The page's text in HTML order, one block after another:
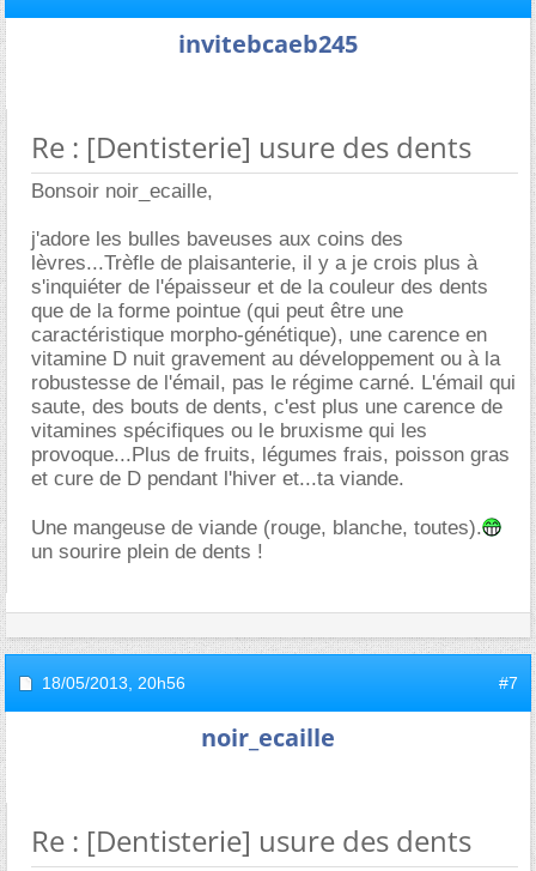
invitebcaeb245
Re : [Dentisterie] usure des dents
Bonsoir noir_ecaille,
j'adore les bulles baveuses aux coins des
lèvres...Trèfle de plaisanterie, il y a je crois plus à
s'inquiéter de l'épaisseur et de la couleur des dents
que de la forme pointue (qui peut être une
caractéristique morpho-génétique), une carence en
vitamine D nuit gravement au développement ou à la
robustesse de l'émail, pas le régime carné. L'émail qui
saute, des bouts de dents, c'est plus une carence de
vitamines spécifiques ou le bruxisme qui les
provoque...Plus de fruits, légumes frais, poisson gras
et cure de D pendant l'hiver et...ta viande.
Une mangeuse de viande (rouge, blanche, toutes).
un sourire plein de dents !
18/05/2013, 20h56 #7
noir_ecaille
Re : [Dentisterie] usure des dents